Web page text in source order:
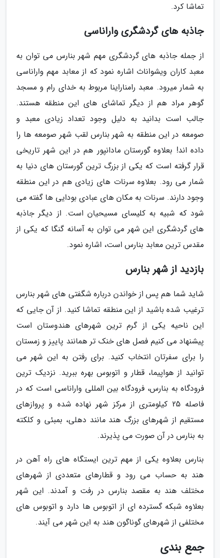
تماشا کرد.
جاذبه های گردشگری واراناسی
از جمله جاذبه های گردشگری مهم شهر بنارس می توان به
معبد کاران ویشواناث اشاره نمود که از معابد مهم واراناسی
به شمار میرود. معبد رامناراینا مربوط به خدای رام و مسجد
گوهر مراد هم از دیگر تماشای های این منطقه هستند.
جالب است بدانید به دلیل وجود تعداد زیادی معبد و
صومعه در این منطقه به شهر بنارس لقب شهر صومعه ها را
داده اند! بعلاوه گورستان مادانپور هم در این شهر تاریخی
قرار گرفته است که یکی از بزرگ ترین گورستان های دنیا به
شمار می رود. بعلاوه سرنات های زیادی هم در این منطقه
وجود دارند. سرنات به مکان های عبادی بودایی ها گفته می
شود که شبیه به کلیسای مسیحیان است. از دیگر جاذبه
های گردشگری این شهر می توان به آسانه گنگا که یکی از
مقدس ترین معابد بنارس است، اشاره نمود.
بازدید از شهر بنارس
شاید شما هم پس از خواندن درباره شگفتی های شهر بنارس
ترغیب شده باشید از این منطقه تماشا کنید. از آن جایی که
این ناحیه یکی از گرم ترین شهرهای هندوستان است
پیشنهاد می کنیم فصل های خنک تر همانند پاییز و زمستان
را برای سفرتان انتخاب کنید. برای رفتن به این شهر می
توانید از هواپیما، قطار و اتوبوس بهره ببرید. نزدیک ترین
فرودگاه به بنارس، فرودگاه بین المللی واراناسی است که در
فاصله 25 کیلومتری از مرکز شهر نهاده شده و پروازهای
مستقیم از شهرهای بزرگ هند مانند دهلی، بمبئی و کلکته
به بنارس در آن صورت می پذیرند.
بنارس بعلاوه یکی از مهم ترین ایستگاه های راه آهن در
هند به حساب می رود و قطارهای متعددی از شهرهای
مختلف هند به مقصد بنارس در رفت و آمدند. این شهر
بعلاوه شبکه گسترده ای از اتوبوس ها دارد و اتوبوس های
مختلفی از شهرهای گوناگون هند به این شهر می آیند.
جمع بندی